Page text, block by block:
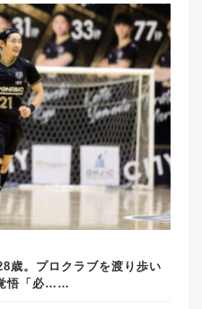
歳。プロクラブを渡り歩い
悟「必……